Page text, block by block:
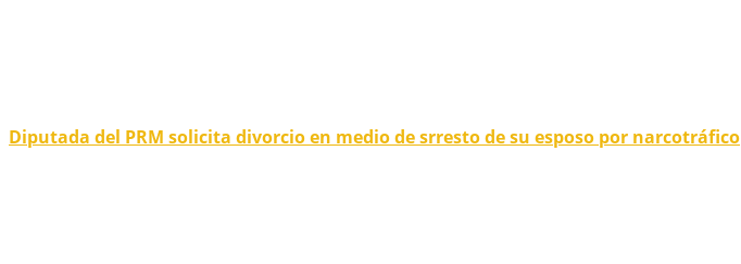
Diputada del PRM solicita divorcio en medio de srresto de su esposo por narcotráfico